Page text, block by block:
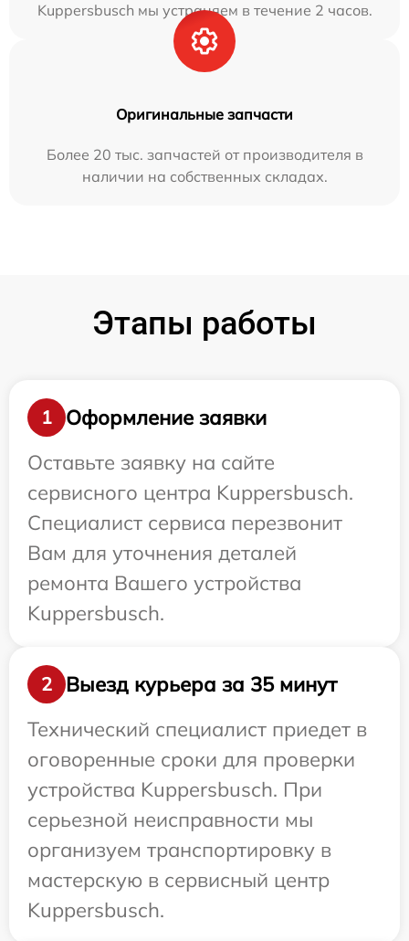
Kuppersbusch мы устраняем в течение 2 часов.
Оригинальные запчасти
Более 20 тыс. запчастей от производителя в
наличии на собственных складах.
Этапы работы
1
Оформление заявки
Оставьте заявку на сайте
сервисного центра Kuppersbusch.
Специалист сервиса перезвонит
Вам для уточнения деталей
ремонта Вашего устройства
Kuppersbusch.
2
Выезд курьера за 35 минут
Технический специалист приедет в
оговоренные сроки для проверки
устройства Kuppersbusch. При
серьезной неисправности мы
организуем транспортировку в
мастерскую в сервисный центр
Kuppersbusch.